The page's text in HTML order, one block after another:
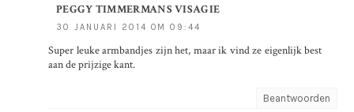
PEGGY TIMMERMANS VISAGIE
30 JANUARI 2014 OM 09:44
Super leuke armbandjes zijn het, maar ik vind ze eigenlijk best
aan de prijzige kant.
Beantwoorden